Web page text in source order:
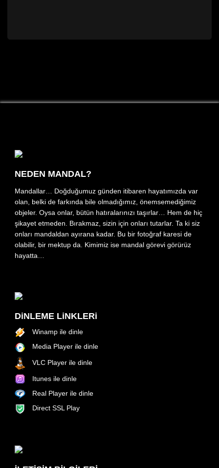
NEDEN MANDAL?
Mandallar… Doğduğumuz günden itibaren hayatımızda var
olan, belki de farkında bile olmadığımız, önemsemediğimiz
objeler. Oysa onlar, bütün hatıralarınızı taşırlar… Hem de hiç
şikayet etmeden. Bırakmaz, sizin için onları tutarlar. Ta ki siz
onları mandaldan ayırana kadar. Bu bir fotoğraf karesi de
olabilir, bir mektup da. Kimimiz ise mandal görevi görürüz
hayatta…
DiNLEME LiNKLERi
Winamp ile dinle
Media Player ile dinle
VLC Player ile dinle
Itunes ile dinle
Real Player ile dinle
Direct SSL Play